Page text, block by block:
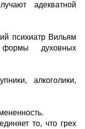
адекватной
психиатр Вильям
духовных
алкоголики,
то, что грех